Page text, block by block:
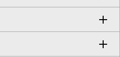
ス
ン